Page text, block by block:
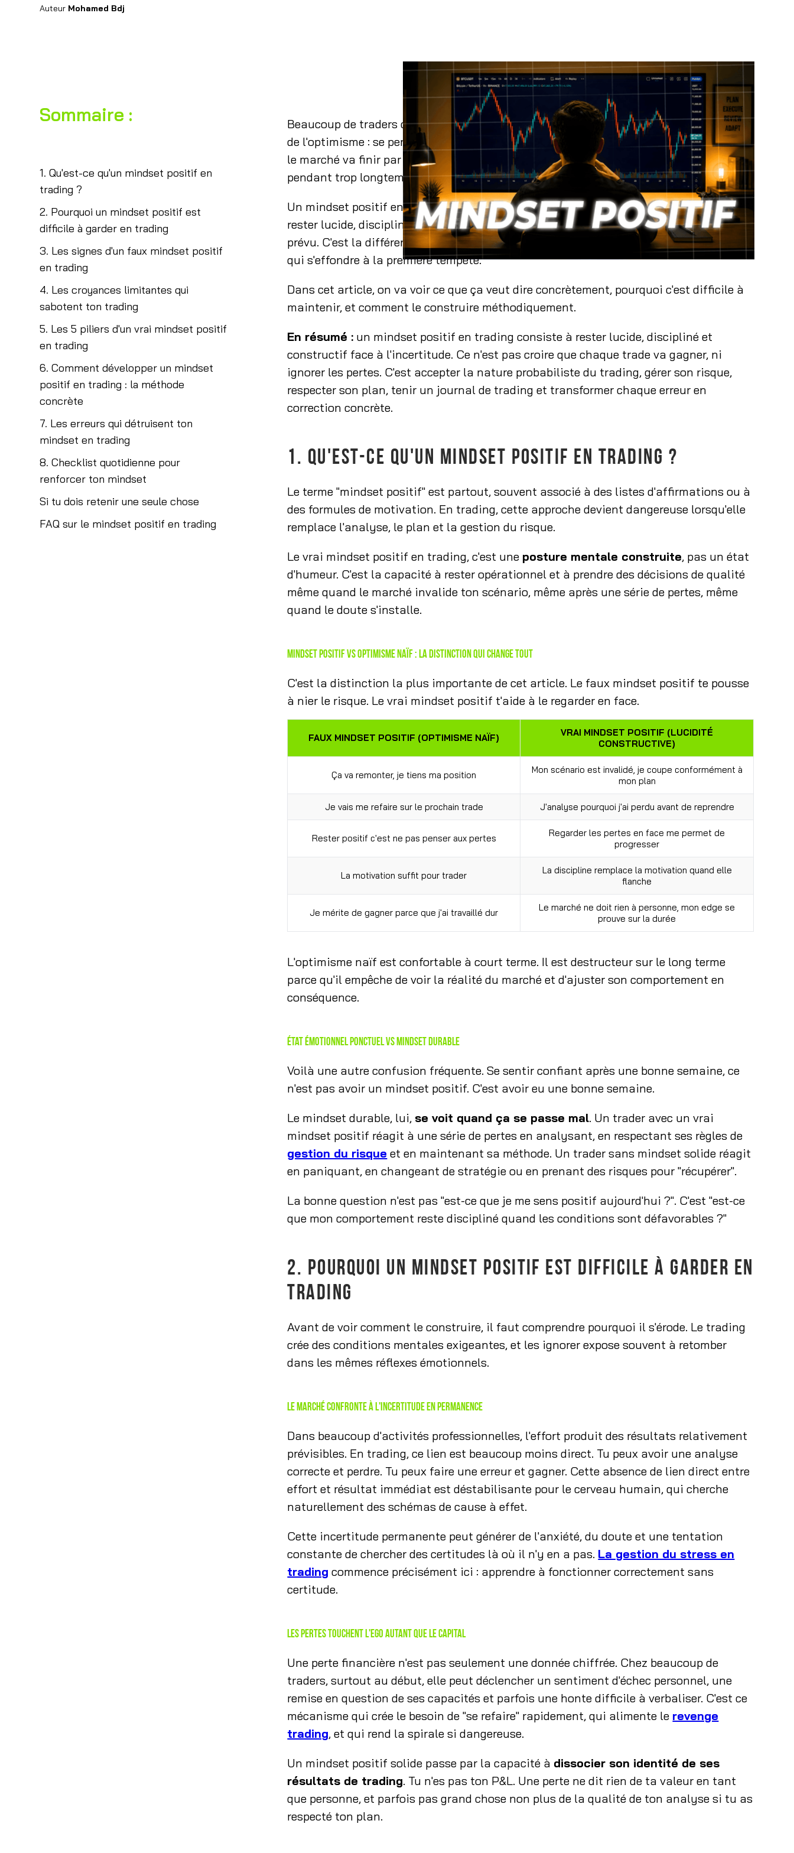
Auteur Mohamed Bdj
Sommaire :
1. Qu'est-ce qu'un mindset positif en
trading ?
2. Pourquoi un mindset positif est
difficile à garder en trading
3. Les signes d'un faux mindset positif
en trading
4. Les croyances limitantes qui
sabotent ton trading
5. Les 5 piliers d'un vrai mindset positif
en trading
6. Comment développer un mindset
positif en trading : la méthode
concrète
7. Les erreurs qui détruisent ton
mindset en trading
8. Checklist quotidienne pour
renforcer ton mindset
Si tu dois retenir une seule chose
FAQ sur le mindset positif en trading
Beaucoup de traders cherchent un mental plus solide. La plupart confondent ça avec
de l'optimisme : se persuader que ça va aller, que le prochain trade va compenser, que
le marché va finir par leur donner raison. C'est exactement l'erreur que j'ai faite
pendant trop longtemps.
Un mindset positif en trading, ce n'est pas croire que tout va bien se passer. C'est
rester lucide, discipliné et constructif précisément quand ça ne se passe pas comme
prévu. C'est la différence entre un trader qui survit aux mauvaises séries et un trader
qui s'effondre à la première tempête.
Dans cet article, on va voir ce que ça veut dire concrètement, pourquoi c'est difficile à
maintenir, et comment le construire méthodiquement.
En résumé : un mindset positif en trading consiste à rester lucide, discipliné et
constructif face à l'incertitude. Ce n'est pas croire que chaque trade va gagner, ni
ignorer les pertes. C'est accepter la nature probabiliste du trading, gérer son risque,
respecter son plan, tenir un journal de trading et transformer chaque erreur en
correction concrète.
1. QU'EST-CE QU'UN MINDSET POSITIF EN TRADING ?
Le terme "mindset positif" est partout, souvent associé à des listes d'affirmations ou à
des formules de motivation. En trading, cette approche devient dangereuse lorsqu'elle
remplace l'analyse, le plan et la gestion du risque.
Le vrai mindset positif en trading, c'est une posture mentale construite, pas un état
d'humeur. C'est la capacité à rester opérationnel et à prendre des décisions de qualité
même quand le marché invalide ton scénario, même après une série de pertes, même
quand le doute s'installe.
Mindset positif vs optimisme naïf : la distinction qui change tout
C'est la distinction la plus importante de cet article. Le faux mindset positif te pousse
à nier le risque. Le vrai mindset positif t'aide à le regarder en face.
FAUX MINDSET POSITIF (OPTIMISME NAÏF)
VRAI MINDSET POSITIF (LUCIDITÉ
CONSTRUCTIVE)
Ça va remonter, je tiens ma position
Mon scénario est invalidé, je coupe conformément à
mon plan
Je vais me refaire sur le prochain trade J'analyse pourquoi j'ai perdu avant de reprendre
Rester positif c'est ne pas penser aux pertes
Regarder les pertes en face me permet de
progresser
La motivation suffit pour trader
La discipline remplace la motivation quand elle
flanche
Je mérite de gagner parce que j'ai travaillé dur
Le marché ne doit rien à personne, mon edge se
prouve sur la durée
L'optimisme naïf est confortable à court terme. Il est destructeur sur le long terme
parce qu'il empêche de voir la réalité du marché et d'ajuster son comportement en
conséquence.
État émotionnel ponctuel vs mindset durable
Voilà une autre confusion fréquente. Se sentir confiant après une bonne semaine, ce
n'est pas avoir un mindset positif. C'est avoir eu une bonne semaine.
Le mindset durable, lui, se voit quand ça se passe mal. Un trader avec un vrai
mindset positif réagit à une série de pertes en analysant, en respectant ses règles de
gestion du risque et en maintenant sa méthode. Un trader sans mindset solide réagit
en paniquant, en changeant de stratégie ou en prenant des risques pour "récupérer".
La bonne question n'est pas "est-ce que je me sens positif aujourd'hui ?". C'est "est-ce
que mon comportement reste discipliné quand les conditions sont défavorables ?"
2. POURQUOI UN MINDSET POSITIF EST DIFFICILE À GARDER EN
TRADING
Avant de voir comment le construire, il faut comprendre pourquoi il s'érode. Le trading
crée des conditions mentales exigeantes, et les ignorer expose souvent à retomber
dans les mêmes réflexes émotionnels.
Le marché confronte à l'incertitude en permanence
Dans beaucoup d'activités professionnelles, l'effort produit des résultats relativement
prévisibles. En trading, ce lien est beaucoup moins direct. Tu peux avoir une analyse
correcte et perdre. Tu peux faire une erreur et gagner. Cette absence de lien direct entre
effort et résultat immédiat est déstabilisante pour le cerveau humain, qui cherche
naturellement des schémas de cause à effet.
Cette incertitude permanente peut générer de l'anxiété, du doute et une tentation
constante de chercher des certitudes là où il n'y en a pas. La gestion du stress en
trading commence précisément ici : apprendre à fonctionner correctement sans
certitude.
Les pertes touchent l'ego autant que le capital
Une perte financière n'est pas seulement une donnée chiffrée. Chez beaucoup de
traders, surtout au début, elle peut déclencher un sentiment d'échec personnel, une
remise en question de ses capacités et parfois une honte difficile à verbaliser. C'est ce
mécanisme qui crée le besoin de "se refaire" rapidement, qui alimente le revenge
trading, et qui rend la spirale si dangereuse.
Un mindset positif solide passe par la capacité à dissocier son identité de ses
résultats de trading. Tu n'es pas ton P&L. Une perte ne dit rien de ta valeur en tant
que personne, et parfois pas grand chose non plus de la qualité de ton analyse si tu as
respecté ton plan.